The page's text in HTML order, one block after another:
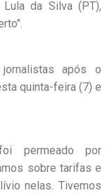
da Silva (PT),
após o
quinta-feira (7) e
permeado por
sobre tarifas e
nelas. Tivemos